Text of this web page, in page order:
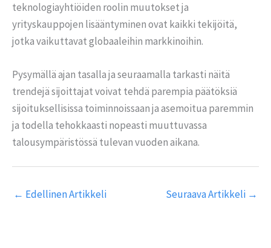
teknologiayhtiöiden roolin muutokset ja
yrityskauppojen lisääntyminen ovat kaikki tekijöitä,
jotka vaikuttavat globaaleihin markkinoihin.
Pysymällä ajan tasalla ja seuraamalla tarkasti näitä
trendejä sijoittajat voivat tehdä parempia päätöksiä
sijoituksellisissa toiminnoissaan ja asemoitua paremmin
ja todella tehokkaasti nopeasti muuttuvassa
talousympäristössä tulevan vuoden aikana.
← Edellinen Artikkeli Seuraava Artikkeli →